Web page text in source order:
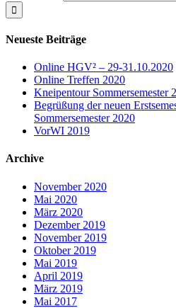
Neueste Beiträge
Online HGV² – 29-31.10.2020
Online Treffen 2020
Kneipentour Sommersemester
Begrüßung der neuen
Sommersemester 2020
VorWI 2019
Archive
November 2020
Mai 2020
März 2020
Dezember 2019
November 2019
Oktober 2019
Mai 2019
April 2019
März 2019
Mai 2017